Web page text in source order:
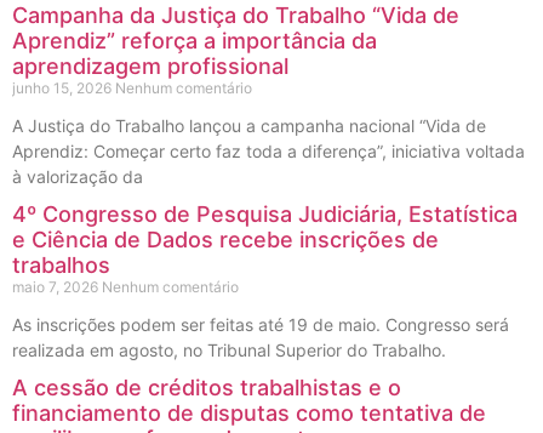
Campanha da Justiça do Trabalho “Vida de
Aprendiz” reforça a importância da
aprendizagem profissional
junho 15, 2026 Nenhum comentário
A Justiça do Trabalho lançou a campanha nacional “Vida de
Aprendiz: Começar certo faz toda a diferença”, iniciativa voltada
à valorização da
4º Congresso de Pesquisa Judiciária, Estatística
e Ciência de Dados recebe inscrições de
trabalhos
maio 7, 2026 Nenhum comentário
As inscrições podem ser feitas até 19 de maio. Congresso será
realizada em agosto, no Tribunal Superior do Trabalho.
A cessão de créditos trabalhistas e o
financiamento de disputas como tentativa de